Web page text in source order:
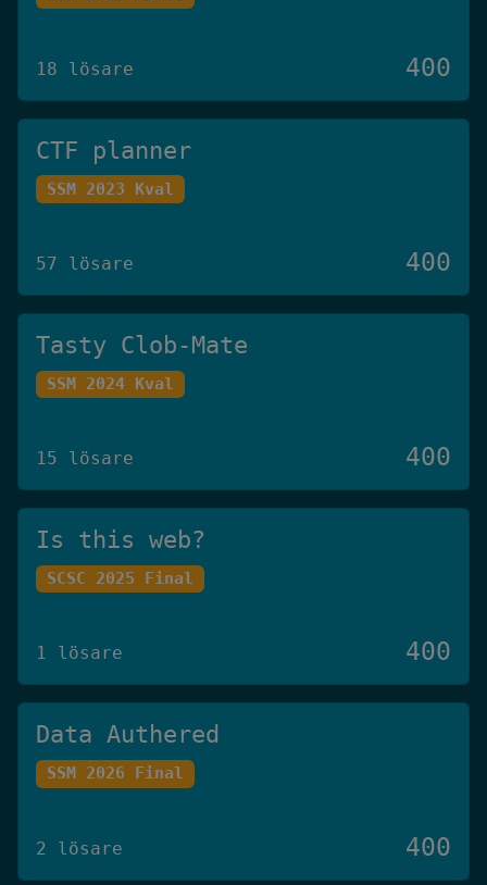
18 lösare 400
CTF planner
SSM 2023 Kval
57 lösare 400
Tasty Clob-Mate
SSM 2024 Kval
15 lösare 400
Is this web?
SCSC 2025 Final
1 lösare 400
Data Authered
SSM 2026 Final
2 lösare 400